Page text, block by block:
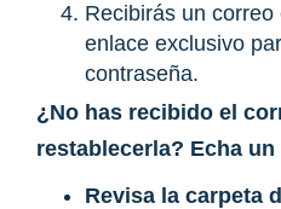
Recibirás un
enlace exclusivo
contraseña.
¿No has recibido el
restablecerla? Echa
Revisa la carpeta